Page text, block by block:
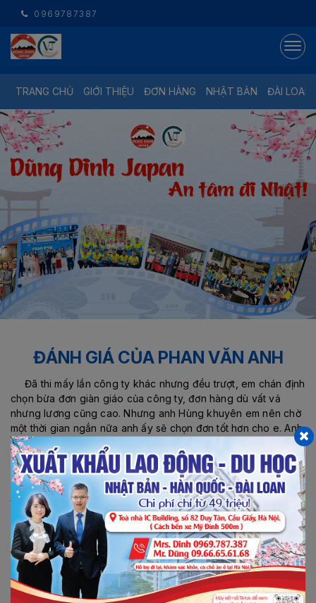
0969787387
TRANG CHỦ GIỚI THIỆU ĐƠN HÀNG NHẬT BẢN ĐÀI LOAN
ĐÁNH GIÁ CỦA PHAN VĂN ANH
Đã thi mấy lần công ty khác nhưng đều trượt, em chán định
chọn bừa đơn giàn giáo của công ty, đơn hàng dù vất vả
nhưng lương cũng cao. Nhưng anh Hùng khuyên em nên chờ
một thời gian ngắn nữa anh ấy sẽ chọn đơn tốt hơn cho e. Anh
bảo cao to đen như em chỉ cần cười nhiều chút là sẽ đỗ ngay.
Giờ em đang làm đơn chăn nuôi bò sữa với công việc
cũng không đến nỗi vất vả, được làm thêm khá nhiều. Hàng
ngày em xem giờ bật nhạc cho bò nghe, lái xe cẩu chuyển
thức vào cho bò. Em làm cùng 3 bạn Việt Nam và người Nhật,
công việc cũng thoải mái, vui vẻ. Em cảm ơn Anh Hùng và
công ty mình!